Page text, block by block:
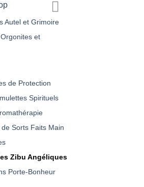
Autel et Grimoire
et
de Protection
Spirituels
Sorts Faits Main
Zibu Angéliques
Porte-Bonheur